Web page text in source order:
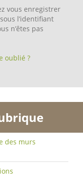
vous enregistrer
l’identifiant
n’êtes pas
oublié ?
des murs